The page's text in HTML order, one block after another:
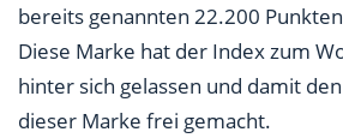
bereits genannten 22.200
Diese Marke hat der Index zum
hinter sich gelassen und damit
dieser Marke frei gemacht.